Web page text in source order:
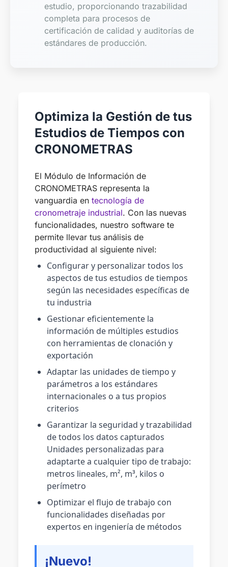
estudio, proporcionando trazabilidad
completa para procesos de
certificación de calidad y auditorías de
estándares de producción.
Optimiza la Gestión de tus
Estudios de Tiempos con
CRONOMETRAS
El Módulo de Información de
CRONOMETRAS representa la
vanguardia en tecnología de
cronometraje industrial. Con las nuevas
funcionalidades, nuestro software te
permite llevar tus análisis de
productividad al siguiente nivel:
Configurar y personalizar todos los
aspectos de tus estudios de tiempos
según las necesidades específicas de
tu industria
Gestionar eficientemente la
información de múltiples estudios
con herramientas de clonación y
exportación
Adaptar las unidades de tiempo y
parámetros a los estándares
internacionales o a tus propios
criterios
Garantizar la seguridad y trazabilidad
de todos los datos capturados
Unidades personalizadas para
adaptarte a cualquier tipo de trabajo:
metros lineales, m², m³, kilos o
perímetro
Optimizar el flujo de trabajo con
funcionalidades diseñadas por
expertos en ingeniería de métodos
¡Nuevo!